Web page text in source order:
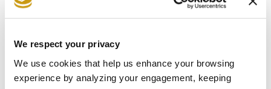
We respect your privacy
We use cookies that help us enhance your browsing
experience by analyzing your engagement, keeping
2022